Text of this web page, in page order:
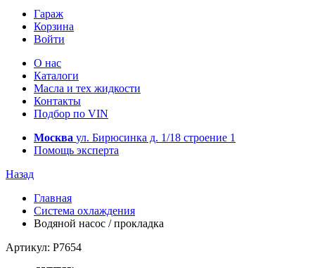
Гараж
Корзина
Войти
О нас
Каталоги
Масла и тех жидкости
Контакты
Подбор по VIN
Москва ул. Бирюсинка д. 1/18 строение 1
Помощь эксперта
Назад
Главная
Система охлаждения
Водяной насос / прокладка
Артикул: P7654